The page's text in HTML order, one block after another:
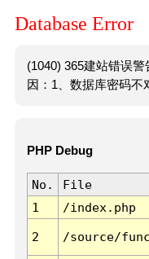
Database Error
(1040) 365建站错误
因：1、数据库密码不
PHP Debug
No. File
1
/index.php
2 /source/